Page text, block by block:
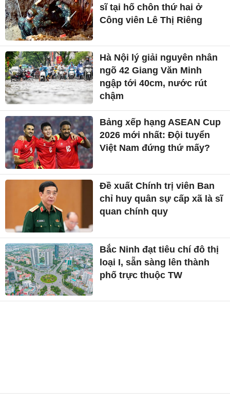
sĩ tại hố chôn thứ hai ở
Công viên Lê Thị Riêng
Hà Nội lý giải nguyên nhân
ngõ 42 Giang Văn Minh
ngập tới 40cm, nước rút
chậm
Bảng xếp hạng ASEAN Cup
2026 mới nhất: Đội tuyển
Việt Nam đứng thứ mấy?
Đề xuất Chính trị viên Ban
chỉ huy quân sự cấp xã là sĩ
quan chính quy
Bắc Ninh đạt tiêu chí đô thị
loại I, sẵn sàng lên thành
phố trực thuộc TW